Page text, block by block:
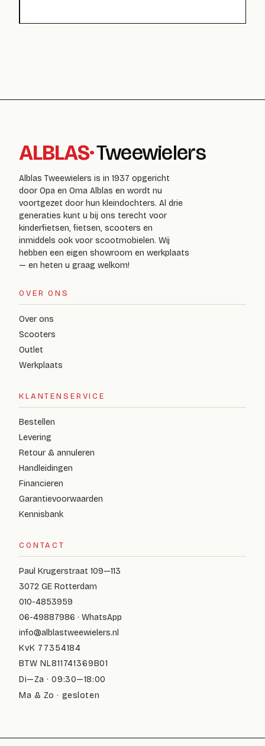
ALBLAS·Tweewielers
Alblas Tweewielers is in 1937 opgericht
door Opa en Oma Alblas en wordt nu
voortgezet door hun kleindochters. Al drie
generaties kunt u bij ons terecht voor
kinderfietsen, fietsen, scooters en
inmiddels ook voor scootmobielen. Wij
hebben een eigen showroom en werkplaats
— en heten u graag welkom!
OVER ONS
Over ons
Scooters
Outlet
Werkplaats
KLANTENSERVICE
Bestellen
Levering
Retour & annuleren
Handleidingen
Financieren
Garantievoorwaarden
Kennisbank
CONTACT
Paul Krugerstraat 109—113
3072 GE Rotterdam
010-4853959
06-49887986 · WhatsApp
info@alblastweewielers.nl
KvK 77354184
BTW NL811741369B01
Di—Za · 09:30—18:00
Ma & Zo · gesloten